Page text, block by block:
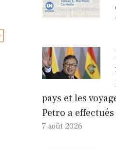
pays et les
Petro a
7 août 2026